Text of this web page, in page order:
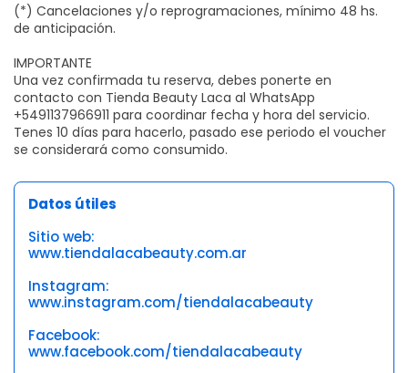
(*) Cancelaciones y/o reprogramaciones, mínimo 48 hs.
de anticipación.
IMPORTANTE
Una vez confirmada tu reserva, debes ponerte en
contacto con Tienda Beauty Laca al WhatsApp
+5491137966911 para coordinar fecha y hora del servicio.
Tenes 10 días para hacerlo, pasado ese periodo el voucher
se considerará como consumido.
Datos útiles
Sitio web:
www.tiendalacabeauty.com.ar
Instagram:
www.instagram.com/tiendalacabeauty
Facebook:
www.facebook.com/tiendalacabeauty